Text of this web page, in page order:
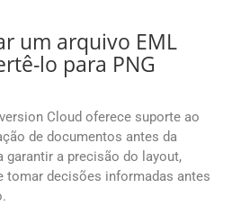
um arquivo EML
lo para PNG
Cloud oferece suporte ao
de documentos antes da
garantir a precisão do layout,
tomar decisões informadas antes